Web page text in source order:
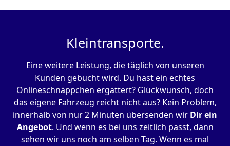
Kleintransporte.
Eine weitere Leistung, die täglich von unseren
Kunden gebucht wird. Du hast ein echtes
Onlineschnäppchen ergattert? Glückwunsch, doch
das eigene Fahrzeug reicht nicht aus? Kein Problem,
innerhalb von nur 2 Minuten übersenden wir Dir ein
Angebot. Und wenn es bei uns zeitlich passt, dann
sehen wir uns noch am selben Tag. Wenn es mal